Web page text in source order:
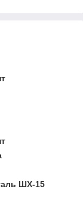
ШХ-15